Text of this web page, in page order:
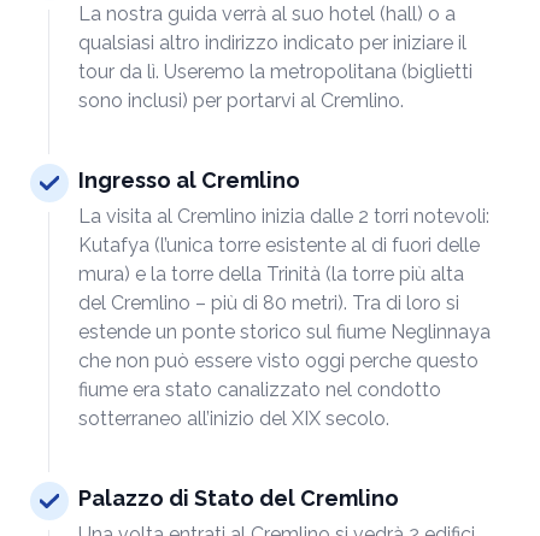
La nostra guida verrà al suo hotel (hall) o a
qualsiasi altro indirizzo indicato per iniziare il
tour da lì. Useremo la metropolitana (biglietti
sono inclusi) per portarvi al Cremlino.
Ingresso al Cremlino
La visita al Cremlino inizia dalle 2 torri notevoli:
Kutafya (l’unica torre esistente al di fuori delle
mura) e la torre della Trinità (la torre più alta
del Cremlino – più di 80 metri). Tra di loro si
estende un ponte storico sul fiume Neglinnaya
che non può essere visto oggi perche questo
fiume era stato canalizzato nel condotto
sotterraneo all’inizio del XIX secolo.
Palazzo di Stato del Cremlino